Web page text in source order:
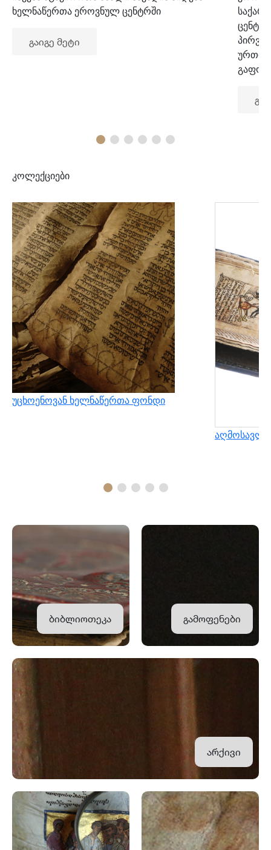
ხელნაწერთა ეროვნულ ცენტრში
გაიგე მეტი
კოლექციები
უცხოენოვან ხელნაწერთა ფონდი
ბიბლიოთეკა გამოფენები
არქივი